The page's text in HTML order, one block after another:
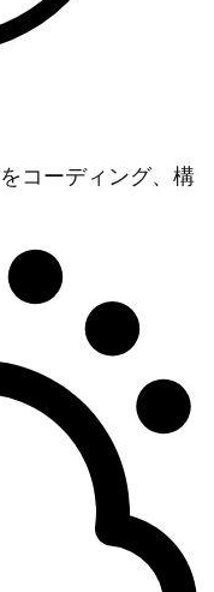
コーディング、構